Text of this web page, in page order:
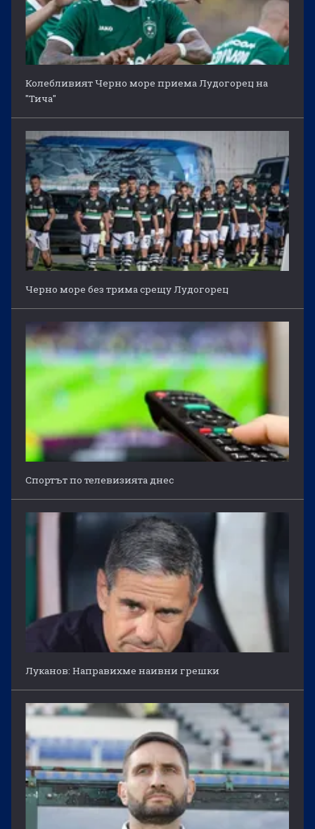
Колебливият Черно море приема Лудогорец на
"Тича"
Черно море без трима срещу Лудогорец
Спортът по телевизията днес
Луканов: Направихме наивни грешки